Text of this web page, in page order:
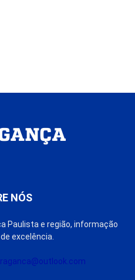
NÓS
Paulista e região, informação
excelência.